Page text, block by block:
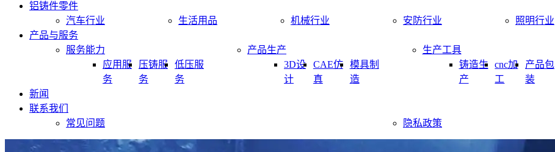
铝铸件零件
汽车行业
生活用品 机械行业 安防行业 照明行业
产品与服务
服务能力
应用服
务
压铸服
务
低压服
务
产品生产
3D设
计
CAE仿
真
模具制
造
生产工具
铸造生
产
cnc加
工
产品包
装
新闻
联系我们
常见问题
隐私政策